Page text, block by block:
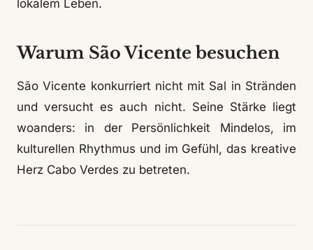
lokalem Leben.
Warum São Vicente besuchen
São Vicente konkurriert nicht mit Sal in Stränden
und versucht es auch nicht. Seine Stärke liegt
woanders: in der Persönlichkeit Mindelos, im
kulturellen Rhythmus und im Gefühl, das kreative
Herz Cabo Verdes zu betreten.